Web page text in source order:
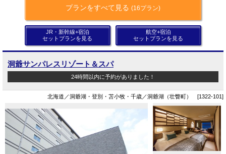
プランをすべて見る (16プラン)
JR・新幹線+宿泊
セットプランを見る
航空+宿泊
セットプランを見る
洞爺サンパレスリゾート＆スパ
24時間以内に予約がありました！
北海道／洞爺湖・登別・苫小牧・千歳／洞爺湖（壮瞥町） [1322-101]